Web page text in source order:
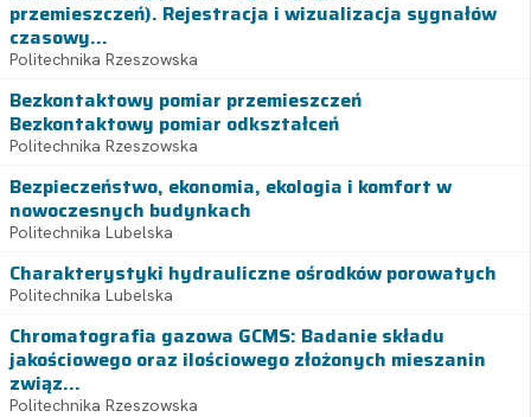
przemieszczeń). Rejestracja i wizualizacja sygnałów
czasowy...
Politechnika Rzeszowska
Bezkontaktowy pomiar przemieszczeń
Bezkontaktowy pomiar odkształceń
Politechnika Rzeszowska
Bezpieczeństwo, ekonomia, ekologia i komfort w
nowoczesnych budynkach
Politechnika Lubelska
Charakterystyki hydrauliczne ośrodków porowatych
Politechnika Lubelska
Chromatografia gazowa GCMS: Badanie składu
jakościowego oraz ilościowego złożonych mieszanin
związ...
Politechnika Rzeszowska